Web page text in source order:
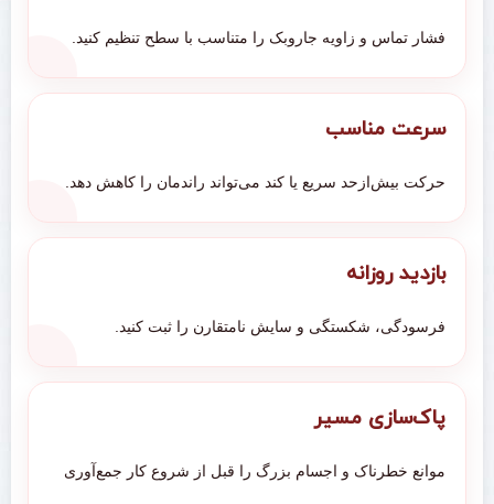
فشار تماس و زاویه جاروبک را متناسب با سطح تنظیم کنید.
سرعت مناسب
حرکت بیش‌ازحد سریع یا کند می‌تواند راندمان را کاهش دهد.
بازدید روزانه
فرسودگی، شکستگی و سایش نامتقارن را ثبت کنید.
پاک‌سازی مسیر
موانع خطرناک و اجسام بزرگ را قبل از شروع کار جمع‌آوری